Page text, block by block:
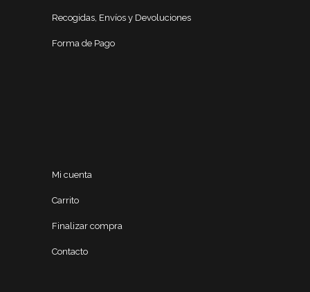
Recogidas, Envíos y Devoluciones
Forma de Pago
Mi cuenta
Carrito
Finalizar compra
Contacto